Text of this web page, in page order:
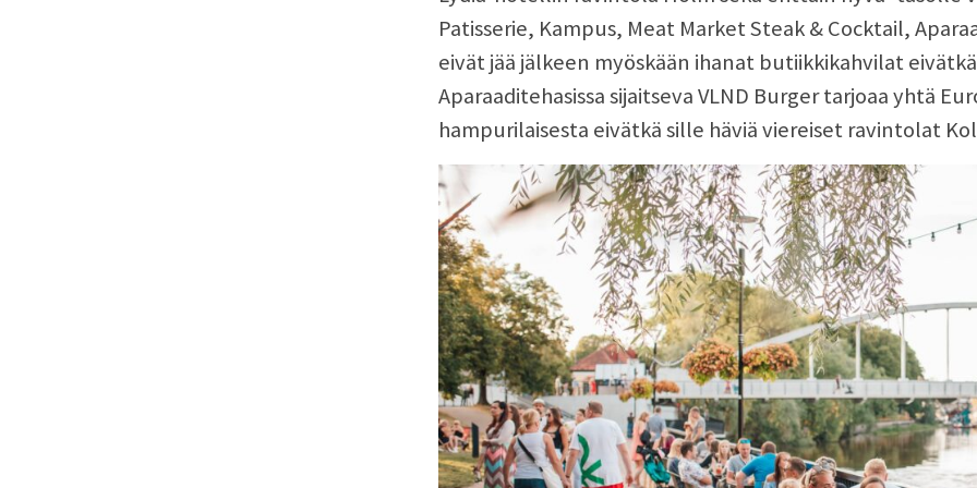
Patisserie, Kampus, Meat Market Steak & Cocktail,
eivät jää jälkeen myöskään ihanat butiikkikahvilat
Aparaaditehasissa sijaitseva VLND Burger tarjoaa yhtä
hampurilaisesta eivätkä sille häviä viereiset ravintolat